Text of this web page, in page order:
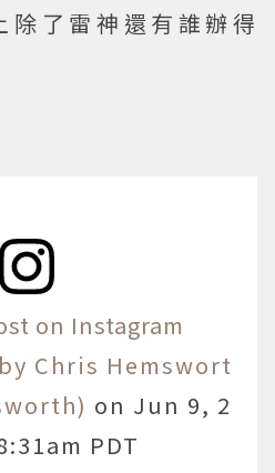
除了雷神還有誰辦得
on Instagram
Chris Hemswort
on Jun 9, 2
PDT